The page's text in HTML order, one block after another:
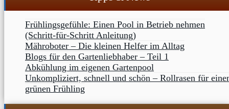
Frühlingsgefühle: Einen Pool in Betrieb nehmen
(Schritt-für-Schritt Anleitung)
Mähroboter – Die kleinen Helfer im Alltag
Blogs für den Gartenliebhaber – Teil 1
Abkühlung im eigenen Gartenpool
Unkompliziert, schnell und schön – Rollrasen für
grünen Frühling